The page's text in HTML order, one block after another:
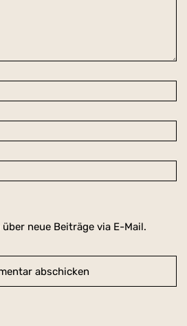
neue Beiträge via E-Mail.